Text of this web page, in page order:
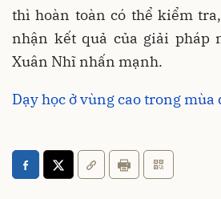
thì hoàn toàn có thể kiểm
nhận kết quả của giải pháp
Xuân Nhĩ nhấn mạnh.
Dạy học ở vùng cao trong mùa